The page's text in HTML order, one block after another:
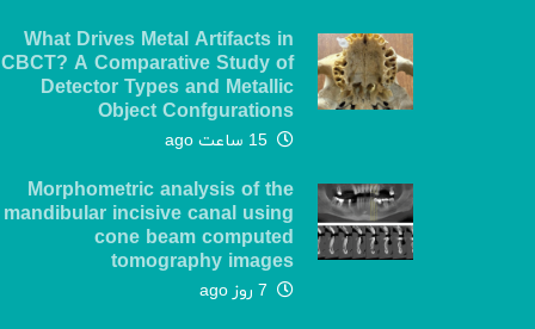
What Drives Metal Artifacts in
CBCT? A Comparative Study of
Detector Types and Metallic
Object Confgurations
15 ساعت ago
Morphometric analysis of the
mandibular incisive canal using
cone beam computed
tomography images
7 روز ago